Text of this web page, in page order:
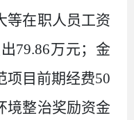
等在职人员工资
79.86万元；金
项目前期经费50
境整治奖励资金